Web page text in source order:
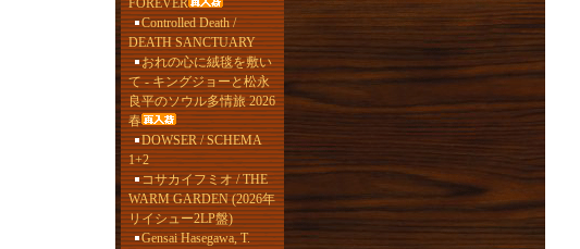
FOREVER
Controlled Death /
DEATH SANCTUARY
おれの心に絨毯を敷い
て - キングジョーと松永
良平のソウル多情旅 2026
春
DOWSER / SCHEMA
1+2
コサカイフミオ / THE
WARM GARDEN (2026年
リイシュー2LP盤)
Gensai Hasegawa, T.